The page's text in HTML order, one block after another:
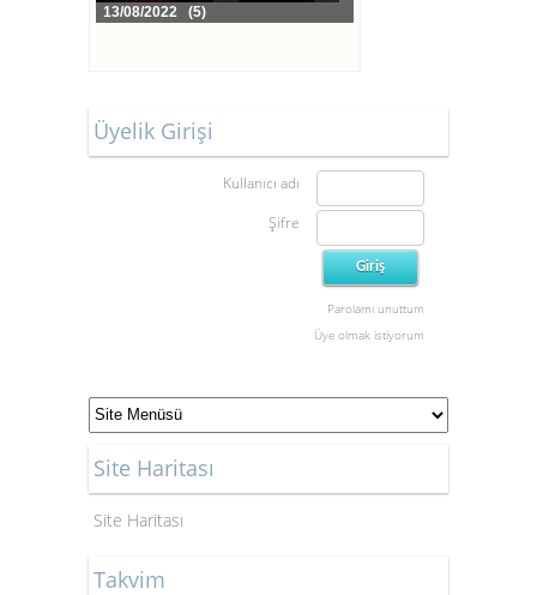
13/08/2022 (5)
Üyelik Girişi
Kullanıcı adı
Şifre
Parolamı unuttum
Üye olmak istiyorum
Site Haritası
Site Haritası
Takvim